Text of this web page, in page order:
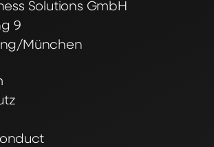
Solutions GmbH
9
München